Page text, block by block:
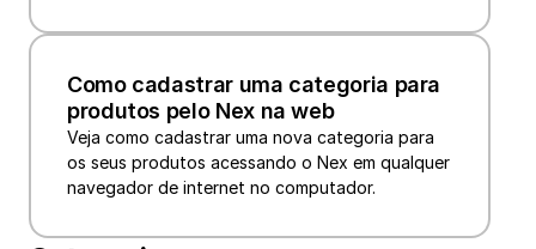
Como cadastrar uma categoria para
produtos pelo Nex na web
Veja como cadastrar uma nova categoria para
os seus produtos acessando o Nex em qualquer
navegador de internet no computador.